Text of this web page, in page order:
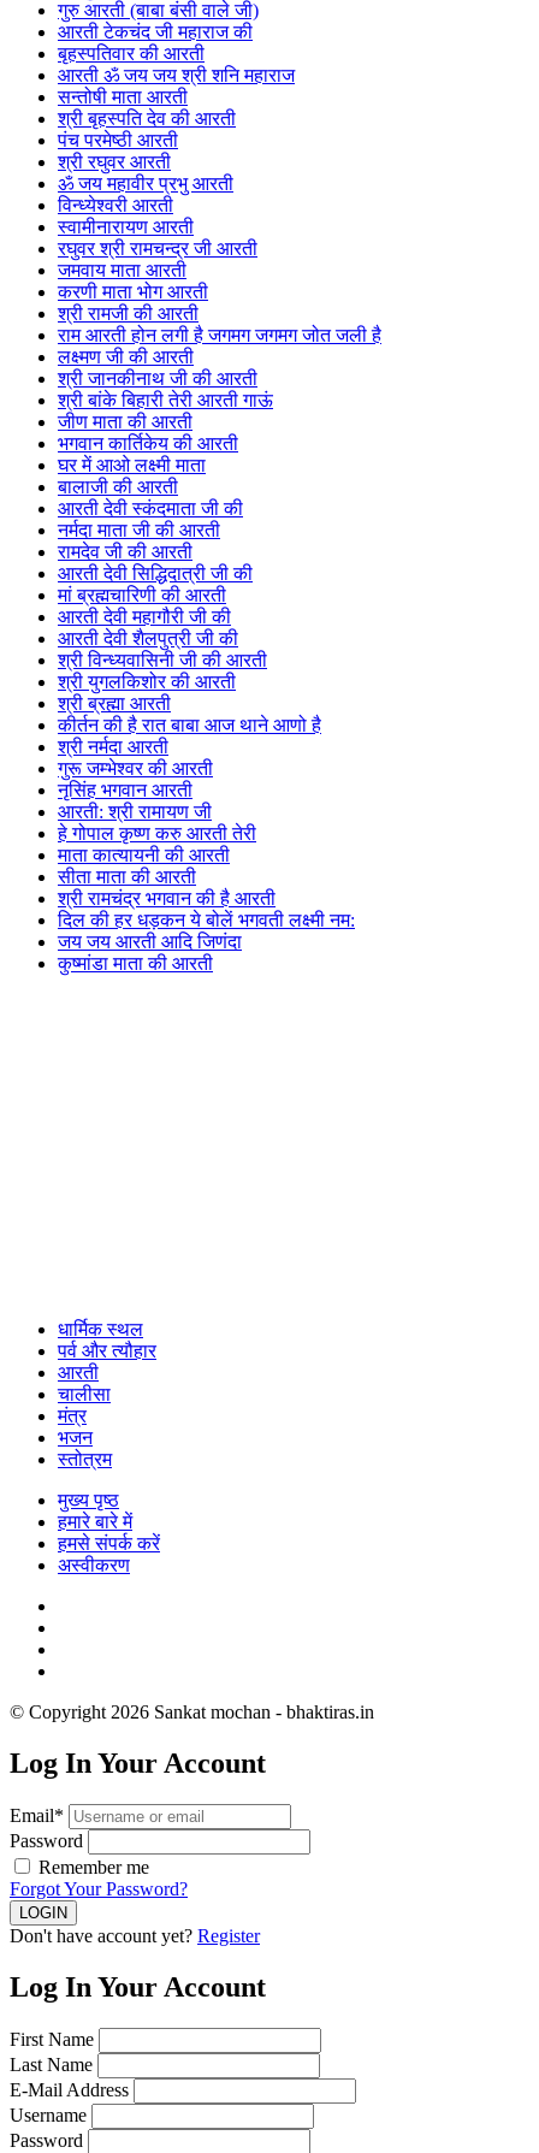
गुरु आरती (बाबा बंसी वाले जी)
आरती टेकचंद जी महाराज की
बृहस्पतिवार की आरती
आरती ॐ जय जय श्री शनि महाराज
सन्तोषी माता आरती
श्री बृहस्पति देव की आरती
पंच परमेष्ठी आरती
श्री रघुवर आरती
ॐ जय महावीर प्रभु आरती
विन्ध्येश्वरी आरती
स्वामीनारायण आरती
रघुवर श्री रामचन्द्र जी आरती
जमवाय माता आरती
करणी माता भोग आरती
श्री रामजी की आरती
राम आरती होन लगी है जगमग जगमग जोत जली है
लक्ष्मण जी की आरती
श्री जानकीनाथ जी की आरती
श्री बांके बिहारी तेरी आरती गाऊं
जीण माता की आरती
भगवान कार्तिकेय की आरती
घर में आओ लक्ष्मी माता
बालाजी की आरती
आरती देवी स्कंदमाता जी की
नर्मदा माता जी की आरती
रामदेव जी की आरती
आरती देवी सिद्धिदात्री जी की
मां ब्रह्मचारिणी की आरती
आरती देवी महागौरी जी की
आरती देवी शैलपुत्री जी की
श्री विन्ध्यवासिनी जी की आरती
श्री युगलकिशोर की आरती
श्री ब्रह्मा आरती
कीर्तन की है रात बाबा आज थाने आणो है
श्री नर्मदा आरती
गुरू जम्भेश्वर की आरती
नृसिंह भगवान आरती
आरती: श्री रामायण जी
हे गोपाल कृष्ण करु आरती तेरी
माता कात्यायनी की आरती
सीता माता की आरती
श्री रामचंद्र भगवान की है आरती
दिल की हर धड़कन ये बोलें भगवती लक्ष्मी नम:
जय जय आरती आदि जिणंदा
कुष्मांडा माता की आरती
धार्मिक स्थल
पर्व और त्यौहार
आरती
चालीसा
मंत्र
भजन
स्तोत्रम
मुख्य पृष्ठ
हमारे बारे में
हमसे संपर्क करें
अस्वीकरण
© Copyright 2026 Sankat mochan - bhaktiras.in
Log In Your Account
Email*
Password
Remember me
Forgot Your Password?
Don't have account yet? Register
Log In Your Account
First Name
Last Name
E-Mail Address
Username
Password